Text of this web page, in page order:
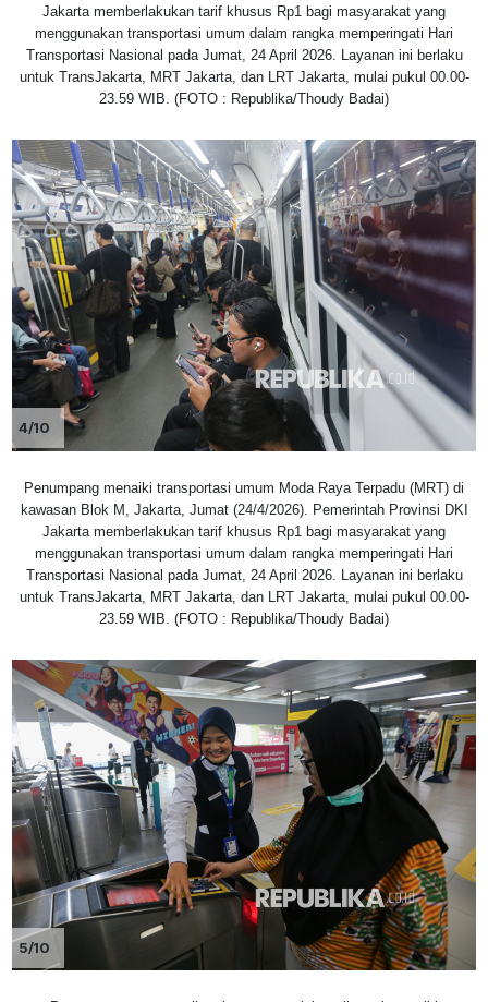
Jakarta memberlakukan tarif khusus Rp1 bagi masyarakat yang
menggunakan transportasi umum dalam rangka memperingati Hari
Transportasi Nasional pada Jumat, 24 April 2026. Layanan ini berlaku
untuk TransJakarta, MRT Jakarta, dan LRT Jakarta, mulai pukul 00.00-
23.59 WIB. (FOTO : Republika/Thoudy Badai)
4/10
Penumpang menaiki transportasi umum Moda Raya Terpadu (MRT) di
kawasan Blok M, Jakarta, Jumat (24/4/2026). Pemerintah Provinsi DKI
Jakarta memberlakukan tarif khusus Rp1 bagi masyarakat yang
menggunakan transportasi umum dalam rangka memperingati Hari
Transportasi Nasional pada Jumat, 24 April 2026. Layanan ini berlaku
untuk TransJakarta, MRT Jakarta, dan LRT Jakarta, mulai pukul 00.00-
23.59 WIB. (FOTO : Republika/Thoudy Badai)
5/10